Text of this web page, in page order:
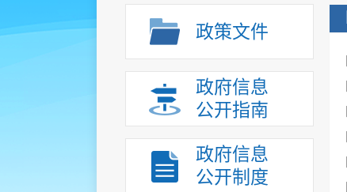
政策文件
政府信息
公开指南
政府信息
公开制度